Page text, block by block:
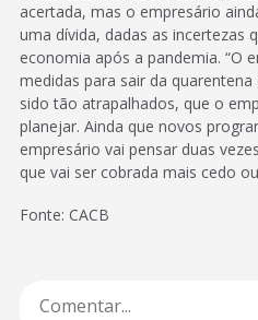
acertada, mas o empresário
uma dívida, dadas as incertezas
economia após a pandemia. “O
medidas para sair da
sido tão atrapalhados, que o
planejar. Ainda que novos
empresário vai pensar duas
que vai ser cobrada mais cedo
Fonte: CACB